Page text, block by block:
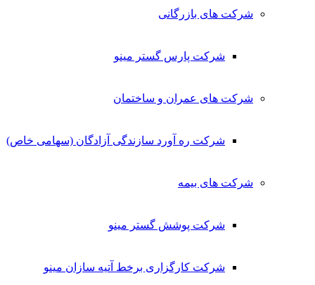
شرکت های بازرگانی
شرکت پارس گستر مینو
شرکت های عمران و ساختمان
شرکت ره آورد سازندگی آزادگان (سهامی خاص)
شرکت های بیمه
شرکت پوشش گستر مینو
شرکت کارگزاری برخط آتیه سازان مینو